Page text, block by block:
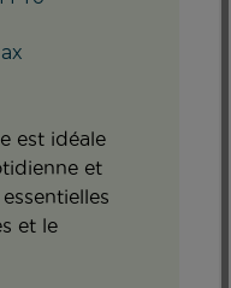
est idéale
et
et le